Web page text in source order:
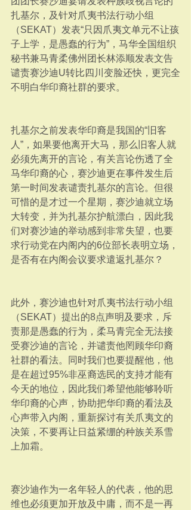
扎基尔，及针对爪夷书法行动小组
（SEKAT）发表“只因爪夷文单元不让孩
子上学，是愚蠢的行为”，马华全国组织
秘书兼马青柔佛州团长林添顺发表文告
谴责赛沙迪U转比四川变脸还快，更完全
不明白华印裔社群的要求。
扎基尔之前发表华印裔是我国的“旧客
人”，如果要他离开大马，那么旧客人就
必须先离开的言论，有关言论伤透了全
马华印裔的心，赛沙迪更在事件发生后
第一时间发表谴责扎基尔的言论。但很
可惜的是才过一个星期，赛沙迪就立场
大转变，并为扎基尔护航漂白，因此我
们对赛沙迪的举动感到非常失望，也要
求行动党在内阁内的6位部长表明立场，
是否有在内阁会议要求遣返扎基尔？
此外，赛沙迪也针对爪夷书法行动小组
（SEKAT）提出的8点声明及要求，斥
责那是愚蠢的行为，柔马青完全无法接
受赛沙迪的言论，并谴责他罔顾华印裔
社群的看法。同时我们也要提醒他，他
是在超过95%非巫裔选民的支持才能有
今天的地位，因此我们希望他能够聆听
华印裔的心声，协助把华印裔的看法及
心声带入内阁，重新探讨有关爪夷文的
决策，不要再让日益紧绷的种族关系雪
上加霜。
赛沙迪作为一名年轻人的代表，他的思
维也必须更加开放及中庸，而不是一再